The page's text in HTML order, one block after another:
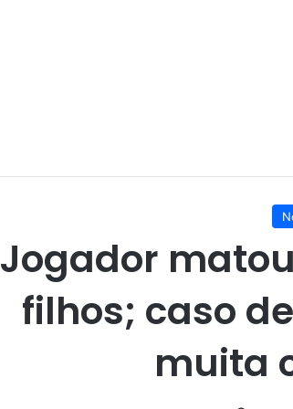
Jogador
filhos; caso
muita